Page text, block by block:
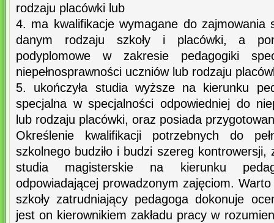
rodzaju placówki lub
4. ma kwalifikacje wymagane do zajmowania
danym rodzaju szkoły i placówki, a
podyplomowe w zakresie pedagogiki
niepełnosprawności uczniów lub rodzaju
5. ukończyła studia wyższe na kierunku
specjalna w specjalności odpowiedniej do
lub rodzaju placówki, oraz posiada
Określenie kwalifikacji potrzebnych do
szkolnego budziło i budzi szereg kontrowersji,
studia magisterskie na kierunku
odpowiadającej prowadzonym zajęciom.
szkoły zatrudniający pedagoga dokonuje
jest on kierownikiem zakładu pracy w